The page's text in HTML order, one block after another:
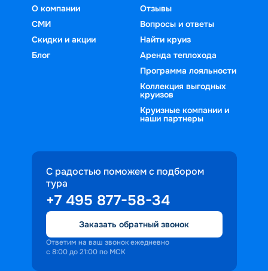
О компании
СМИ
Скидки и акции
Блог
Отзывы
Вопросы и ответы
Найти круиз
Аренда теплохода
Программа лояльности
Коллекция выгодных
круизов
Круизные компании и
наши партнеры
С радостью поможем с подбором
тура
+7 495 877-58-34
Заказать обратный звонок
Ответим на ваш звонок ежедневно
с 8:00 до 21:00 по МСК